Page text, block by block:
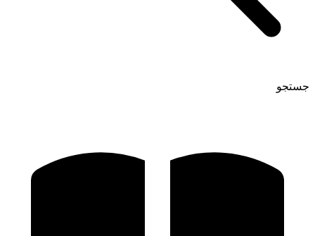
جستجو